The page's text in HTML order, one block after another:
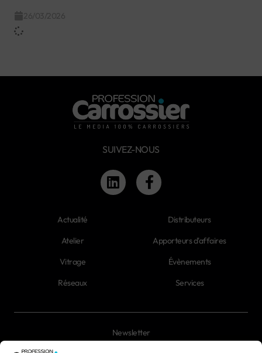
SUIVEZ-NOUS
Actualité
Atelier
Vitrage
Réseaux
Distributeurs
Apporteurs d'affaires
Évènements
Services
Newsletter